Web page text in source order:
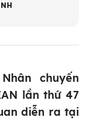
chuyến
lần thứ 47
diễn ra tại